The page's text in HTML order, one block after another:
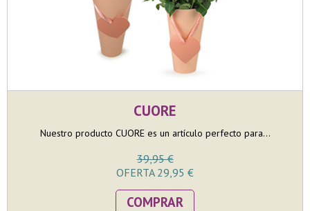
CUORE
Nuestro producto CUORE es un artículo perfecto para...
39,95 €
OFERTA 29,95 €
COMPRAR